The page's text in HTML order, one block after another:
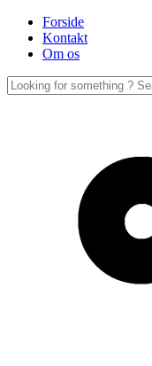
Forside
Kontakt
Om os